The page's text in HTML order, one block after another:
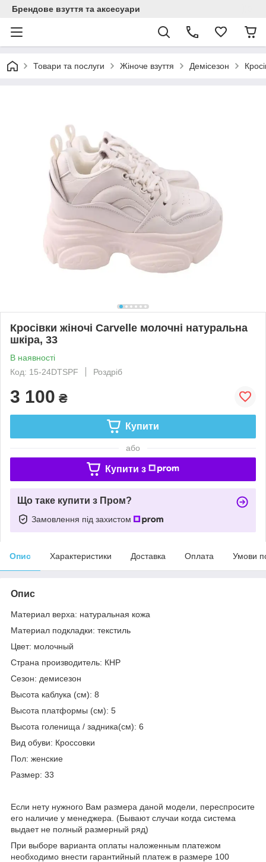
Брендове взуття та аксесуари
Товари та послуги Жіноче взуття Демісезон
Кросівки жіночі Carvelle молочні натуральна
шкіра, 33
В наявності
Код: 15-24DTSPF
Роздріб
3 100 ₴
Купити
або
Купити з
Що таке купити з Пром?
Замовлення під захистом
Опис Характеристики Доставка Оплата Умови
Опис
Материал верха: натуральная кожа
Материал подкладки: текстиль
Цвет: молочный
Страна производитель: КНР
Сезон: демисезон
Высота каблука (см): 8
Высота платформы (см): 5
Высота голенища / задника(см): 6
Вид обуви: Кроссовки
Пол: женские
Размер: 33
Если нету нужного Вам размера даной модели, переспросите
его наличие у менеджера. (Бывают случаи когда система
выдает не полный размерный ряд)
При выборе варианта оплаты наложенным платежом
необходимо внести гарантийный платеж в размере 100